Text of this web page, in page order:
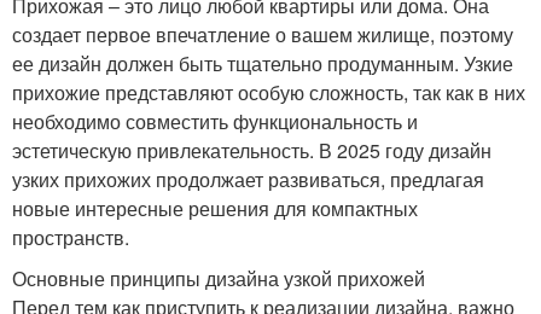
создает первое впечатление о вашем жилище, поэтому
ее дизайн должен быть тщательно продуманным. Узкие
прихожие представляют особую сложность, так как в них
необходимо совместить функциональность и
эстетическую привлекательность. В 2025 году дизайн
узких прихожих продолжает развиваться, предлагая
новые интересные решения для компактных
пространств.
Основные принципы дизайна узкой прихожей
Перед тем как приступить к реализации дизайна, важно